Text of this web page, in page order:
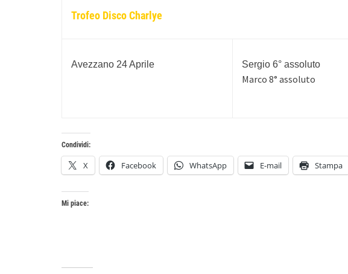
Trofeo Disco Charlye
Avezzano 24 Aprile Sergio 6° assoluto
Marco 8° assoluto
Condividi:
X Facebook WhatsApp E-mail Stampa
Mi piace: